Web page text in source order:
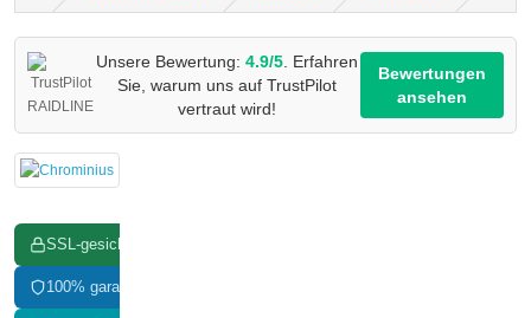
Unsere Bewertung: 4.9/5 . Erfahren
Sie, warum uns auf TrustPilot
vertraut wird!
Bewertungen
ansehen
SSL-gesichert
100% garantiert